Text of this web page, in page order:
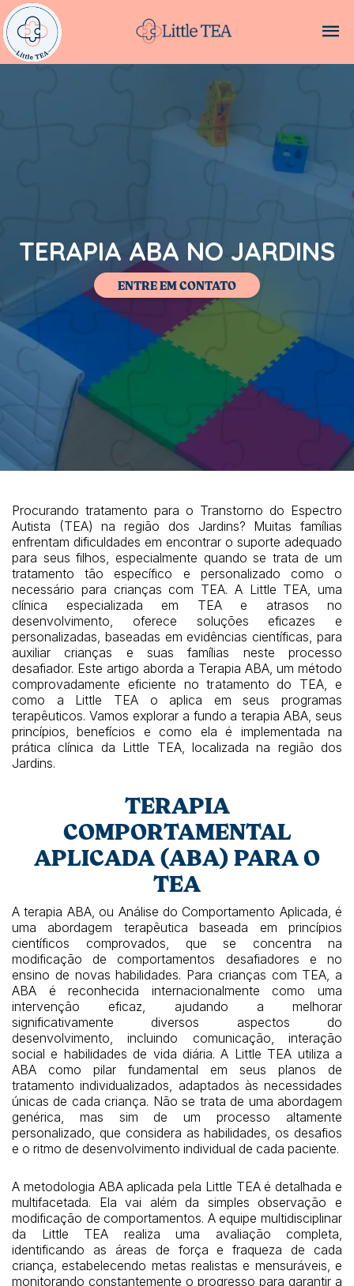
TERAPIA ABA NO JARDINS
ENTRE EM CONTATO
Procurando tratamento para o Transtorno do Espectro
Autista (TEA) na região dos Jardins? Muitas famílias
enfrentam dificuldades em encontrar o suporte adequado
para seus filhos, especialmente quando se trata de um
tratamento tão específico e personalizado como o
necessário para crianças com TEA. A Little TEA, uma
clínica especializada em TEA e atrasos no
desenvolvimento, oferece soluções eficazes e
personalizadas, baseadas em evidências científicas, para
auxiliar crianças e suas famílias neste processo
desafiador. Este artigo aborda a Terapia ABA, um método
comprovadamente eficiente no tratamento do TEA, e
como a Little TEA o aplica em seus programas
terapêuticos. Vamos explorar a fundo a terapia ABA, seus
princípios, benefícios e como ela é implementada na
prática clínica da Little TEA, localizada na região dos
Jardins.
TERAPIA
COMPORTAMENTAL
APLICADA (ABA) PARA O
TEA
A terapia ABA, ou Análise do Comportamento Aplicada, é
uma abordagem terapêutica baseada em princípios
científicos comprovados, que se concentra na
modificação de comportamentos desafiadores e no
ensino de novas habilidades. Para crianças com TEA, a
ABA é reconhecida internacionalmente como uma
intervenção eficaz, ajudando a melhorar
significativamente diversos aspectos do
desenvolvimento, incluindo comunicação, interação
social e habilidades de vida diária. A Little TEA utiliza a
ABA como pilar fundamental em seus planos de
tratamento individualizados, adaptados às necessidades
únicas de cada criança. Não se trata de uma abordagem
genérica, mas sim de um processo altamente
personalizado, que considera as habilidades, os desafios
e o ritmo de desenvolvimento individual de cada paciente.
A metodologia ABA aplicada pela Little TEA é detalhada e
multifacetada. Ela vai além da simples observação e
modificação de comportamentos. A equipe multidisciplinar
da Little TEA realiza uma avaliação completa,
identificando as áreas de força e fraqueza de cada
criança, estabelecendo metas realistas e mensuráveis, e
monitorando constantemente o progresso para garantir a